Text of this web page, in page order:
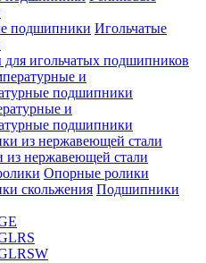
Игольчатые
игольчатых подшипников
и
подшипники
нержавеющей стали
Опорные ролики
Подшипники